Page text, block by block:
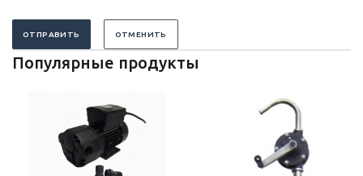
ОТПРАВИТЬ ОТМЕНИТЬ
Популярные продукты